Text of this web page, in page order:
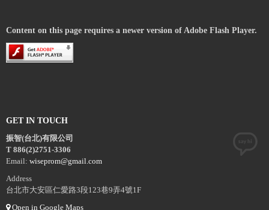
Content on this page requires a newer version of Adobe Flash Player.
GET IN TOUCH
振智(台北)有限公司
T 886(2)2751-3306
Email: wiseprom@gmail.com
Address
台北市大安區仁愛路3段123巷9弄4號1F
Open in Google Maps